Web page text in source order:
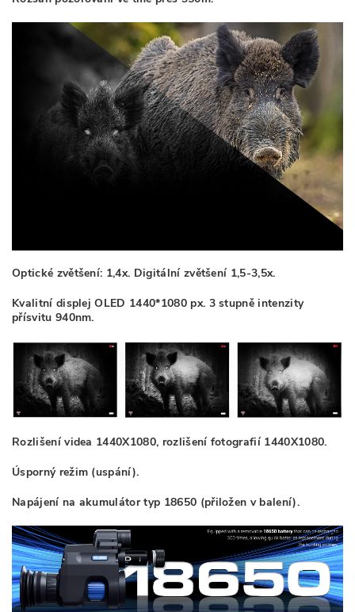
Optické zvětšení: 1,4x. Digitální zvětšení 1,5-3,5x.
Kvalitní displej OLED 1440*1080 px. 3 stupně intenzity
přísvitu 940nm.
Rozlišení videa 1440X1080, rozlišení fotografií 1440X1080.
Úsporný režim (uspání).
Napájení na akumulátor typ 18650 (přiložen v balení).